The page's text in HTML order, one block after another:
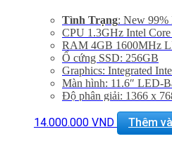
Tình Trạng: New 99%
CPU 1.3GHz Intel
RAM 4GB 1600MHz
Ổ cứng SSD: 256GB
Graphics: Integrated
Màn hình: 11.6″ LED-
Độ phân giải: 1366 x
Cổng mạng: 802.11ac
Khe cắm: Dual USB 3.0
Thiết bị nghe nhìn:
14.000.000 VND Thêm